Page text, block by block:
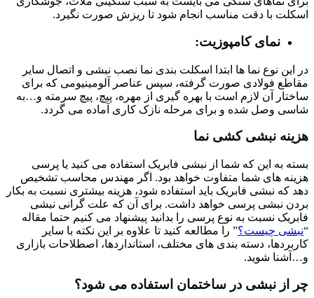
اسکلت با دقت مناسب انجام شود تا ریزش صورت نگیرد.
نمای کامپوزیت:
در این نوع نما ها ابتدا اسکلت بندی نما نصب نبشی و اتصال سایر
مقاطع فولادی صورت گرفته، سپس عناصر آلومینیومی که برای
ساختار آن لازم است با بهره گیری از مهره، پیچ، پیچ سرمته و…به
شاسی وصل شده و برای مرحله نازک کاری آماده می گردد.
هزینه نبشی کشی نما
بسته به این که شما از نبشی فابریک استفاده می کنید یا پرسی
هزینه های شما متفاوت خواهد بود. اگر مهندس محاسب تشخیص
دهد که نبشی فابریک باید استفاده شود، هزینه بیشتری نسبت به بکار
بردن نبشی پرسی خواهد داشت. برای آن که علت گرانی نبشی
فابریک نسبت به نوع پرسی را بدانید پیشنهاد می کنیم حتما مقاله
“نبشی چیست؟” را مطالعه کنید تا علاوه بر این نکته با سایر
کاربردها، دسته بندی های مختلف، استانداردها، اصطلاحات بازاری
و…آشنا شوید.
چر از نبشی در ساختمان استفاده می شود؟